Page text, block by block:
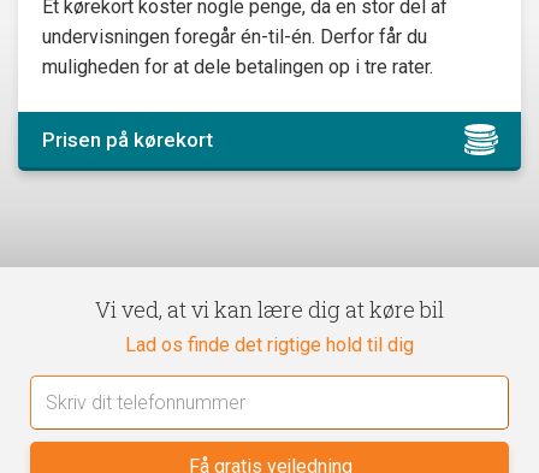
Et kørekort koster nogle penge, da en stor del af
undervisningen foregår én-til-én. Derfor får du
muligheden for at dele betalingen op i tre rater.
Prisen på kørekort
Vi ved, at vi kan lære dig at køre bil
Lad os finde det rigtige hold til dig